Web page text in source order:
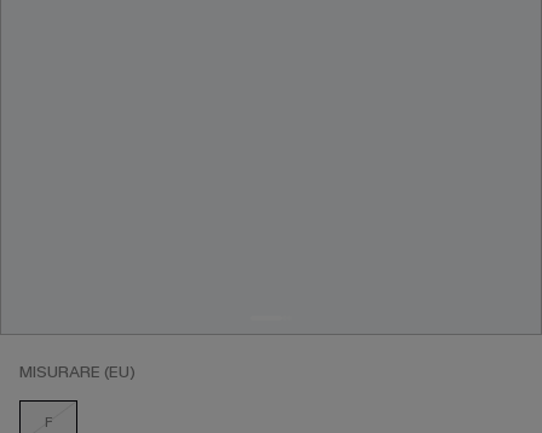
MISURARE (EU)
F